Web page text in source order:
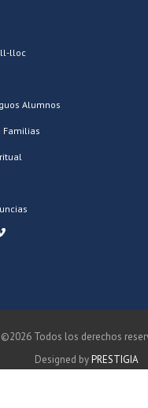
lloc
Alumnos
Familias
©2026 Todos los derechos
Designed byPRESTIGIA